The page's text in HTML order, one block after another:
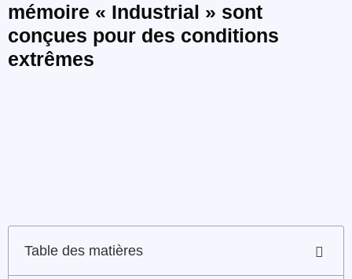
mémoire « Industrial » sont
conçues pour des conditions
extrêmes
Table des matières